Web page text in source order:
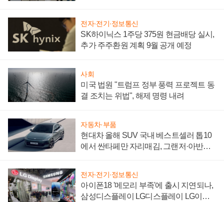
전자·전기·정보통신
SK하이닉스 1주당 375원 현금배당 실시,
추가 주주환원 계획 9월 공개 예정
사회
미국 법원 "트럼프 정부 풍력 프로젝트 동
결 조치는 위법", 해제 명령 내려
자동차·부품
현대차 올해 SUV 국내 베스트셀러 톱10
에서 싼타페만 자리매김, 그랜저·아반떼
전자·전기·정보통신
아이폰18 '메모리 부족'에 출시 지연되나,
삼성디스플레이 LG디스플레이 LG이노